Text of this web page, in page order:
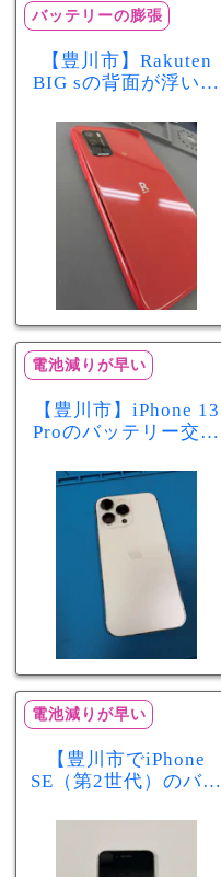
バッテリーの膨張
【豊川市】Rakuten
BIG sの背面が浮いて
リー膨張のサインか
もしれません！バッ
テリー交換修理事例
電池減りが早い
【豊川市】iPhone 13
Proのバッテリー交換
が早い症状も当日90
分で改善
電池減りが早い
【豊川市でiPhone
SE（第2世代）のバッ
スマ豊川店】電池の
減りが早い症状も当